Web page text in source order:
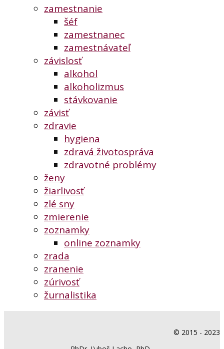
zamestnanie
šéf
zamestnanec
zamestnávateľ
závislosť
alkohol
alkoholizmus
stávkovanie
závisť
zdravie
hygiena
zdravá životospráva
zdravotné problémy
ženy
žiarlivosť
zlé sny
zmierenie
zoznamky
online zoznamky
zrada
zranenie
zúrivosť
žurnalistika
© 2015 - 2023